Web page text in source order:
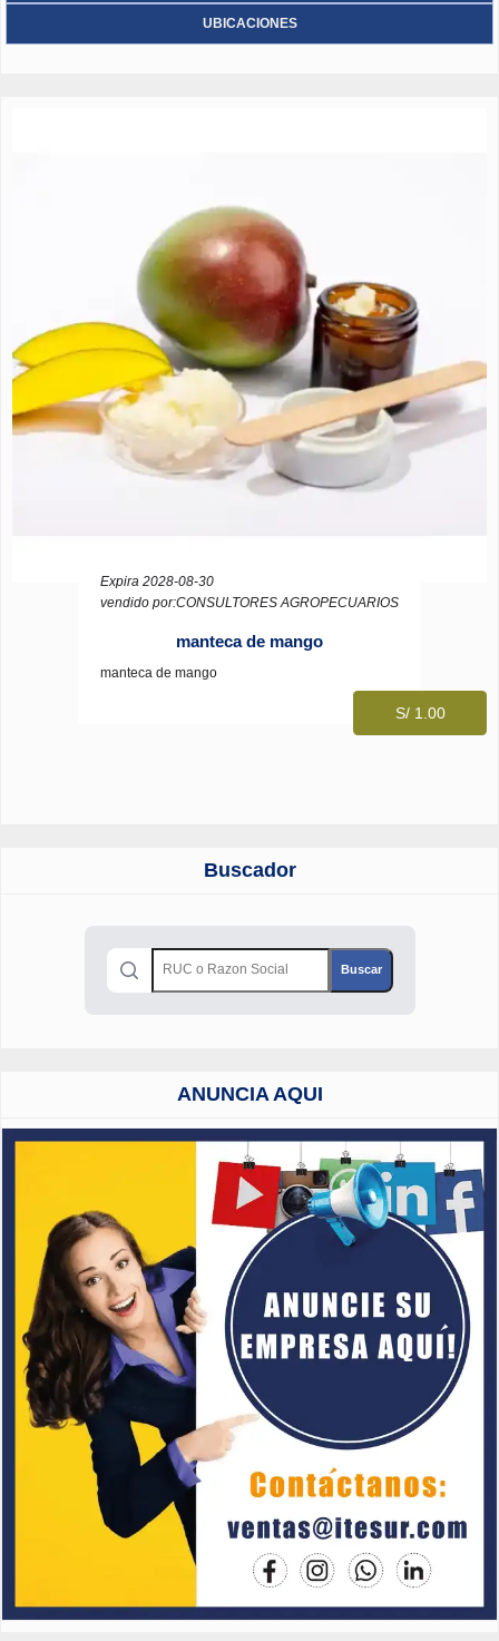
UBICACIONES
Expira 2028-08-30
vendido por:CONSULTORES AGROPECUARIOS
manteca de mango
manteca de mango
S/ 1.00
Buscador
ANUNCIA AQUI